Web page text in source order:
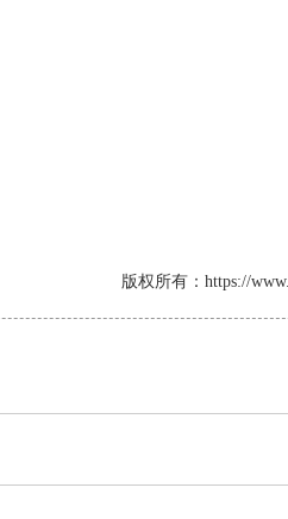
版权所有：https://